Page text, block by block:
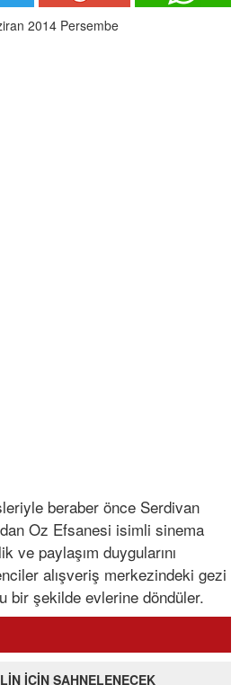
2014 Persembe
beraber önce Serdivan
Oz Efsanesi isimli sinema
ve paylaşım duygularını
alışveriş merkezindeki gezi
bir şekilde evlerine döndüler.
İÇİN SAHNELENECEK